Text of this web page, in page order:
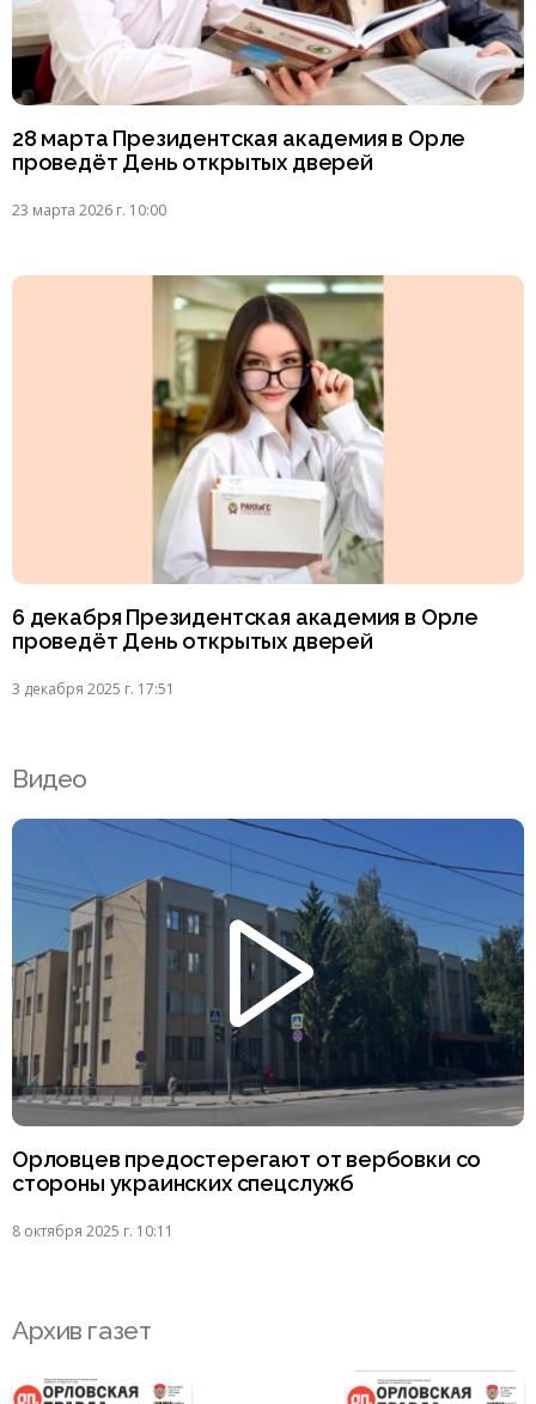
28 марта Президентская академия в Орле
проведёт День открытых дверей
23 марта 2026 г. 10:00
6 декабря Президентская академия в Орле
проведёт День открытых дверей
3 декабря 2025 г. 17:51
Видео
Орловцев предостерегают от вербовки со
стороны украинских спецслужб
8 октября 2025 г. 10:11
Архив газет